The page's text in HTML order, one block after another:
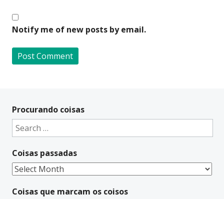
Notify me of new posts by email.
t
e
a
t
i
v
Procurando coisas
Search
for:
Coisas passadas
Coisas
Coisas que marcam os coisos